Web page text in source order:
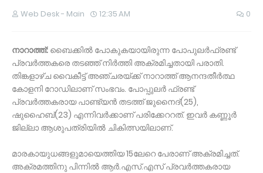
Web Desk - Main 12:35 AM 0
നാറാത്ത്: ബൈക്കില്‍ പോകുകയായിരുന്ന പോപുലര്‍ഫ്രണ്ട്
പ്രവര്‍ത്തകരെ തടഞ്ഞ് നിര്‍ത്തി അക്രമിച്ചതായി പരാതി.
തിങ്കളാഴ്ച വൈകീട്ട് അഞ്ചരയ്ക്ക് നാറാത്ത് ആനന്ദതീര്‍ത്ഥ
കോളനി റോഡിലാണ് സംഭവം. പോപ്പുലര്‍ ഫ്രണ്ട്
പ്രവര്‍ത്തകരായ പാണ്ട്യന്‍ തടത്ത് ജുനൈദ്(25),
ഷുഹൈബ്(23) എന്നിവര്‍ക്കാണ് പരിക്കേററത്. ഇവര്‍ കണ്ണൂര്‍
ജില്ലാ ആശുപത്രിയില്‍ ചികിത്സയിലാണ്.
മാരകായുധങ്ങളുമായെത്തിയ 15ലേറെ പേരാണ് അക്രമിച്ചത്.
അക്രമത്തിനു പിന്നില്‍ ആര്‍.എസ്.എസ് പ്രവര്‍ത്തകരായ